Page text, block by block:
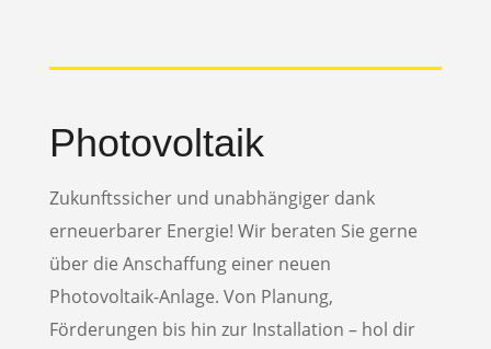
Photovoltaik
Zukunftssicher und unabhängiger dank
erneuerbarer Energie! Wir beraten Sie gerne
über die Anschaffung einer neuen
Photovoltaik-Anlage. Von Planung,
Förderungen bis hin zur Installation – hol dir